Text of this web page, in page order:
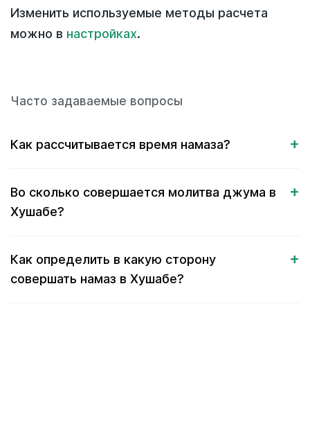
Изменить используемые методы расчета
можно в настройках.
Часто задаваемые вопросы
Как рассчитывается время намаза?
Во сколько совершается молитва джума в
Хушабе?
Как определить в какую сторону
совершать намаз в Хушабе?